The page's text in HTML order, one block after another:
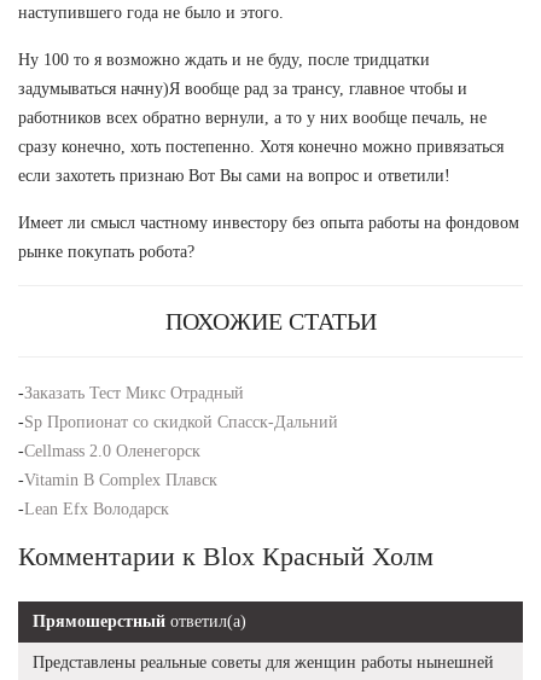
наступившего года не было и этого.
Ну 100 то я возможно ждать и не буду, после тридцатки
задумываться начну)Я вообще рад за трансу, главное чтобы и
работников всех обратно вернули, а то у них вообще печаль, не
сразу конечно, хоть постепенно. Хотя конечно можно привязаться
если захотеть признаю Вот Вы сами на вопрос и ответили!
Имеет ли смысл частному инвестору без опыта работы на фондовом
рынке покупать робота?
ПОХОЖИЕ СТАТЬИ
-Заказать Тест Микс Отрадный
-Sp Пропионат со скидкой Спасск-Дальний
-Cellmass 2.0 Оленегорск
-Vitamin B Complex Плавск
-Lean Efx Володарск
Комментарии к Blox Красный Холм
Прямошерстный ответил(а)
Представлены реальные советы для женщин работы нынешней